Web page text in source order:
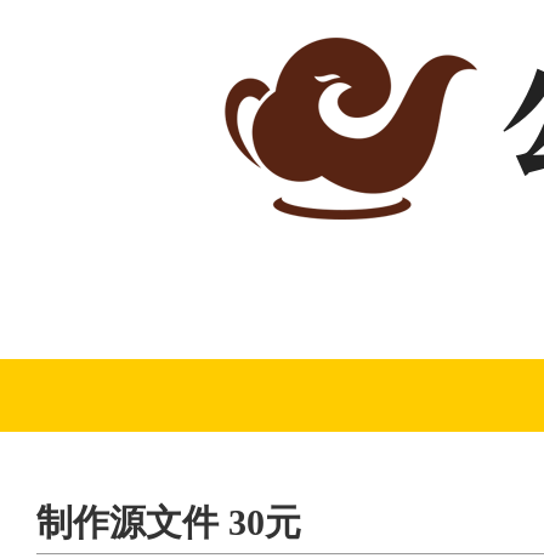
制作源文件 30元